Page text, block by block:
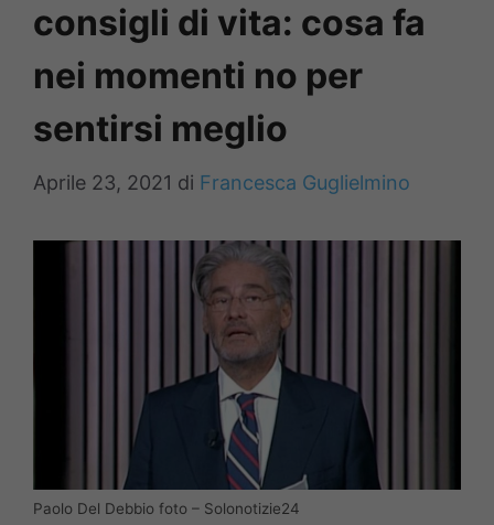
consigli di vita: cosa fa
nei momenti no per
sentirsi meglio
Aprile 23, 2021 di Francesca Guglielmino
Paolo Del Debbio foto – Solonotizie24